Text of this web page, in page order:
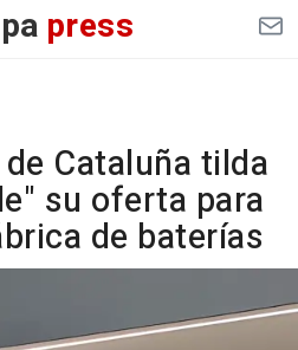
press
Cataluña tilda
su oferta para
de baterías